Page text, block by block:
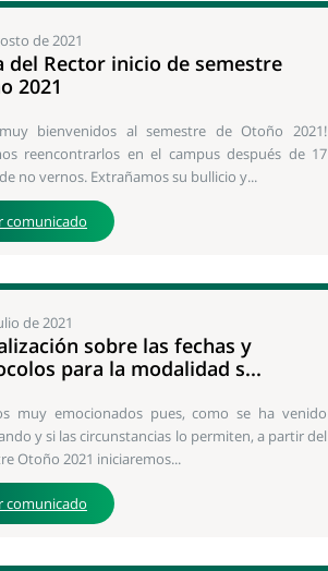
de 2021
del Rector inicio de semestre
2021
muy bienvenidos al semestre de Otoño 2021!
reencontrarlos en el campus después de 17
no vernos. Extrañamos su bullicio y...
comunicado
de 2021
sobre las fechas y
para la modalidad s...
muy emocionados pues, como se ha venido
y si las circunstancias lo permiten, a partir del
Otoño 2021 iniciaremos...
comunicado